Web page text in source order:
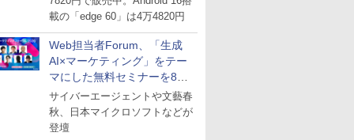
載の「edge 60」は4万4820円
Web担当者Forum、「生成
AI×マーケティング」をテー
マにした無料セミナーを8月
27日にオンライン開催
サイバーエージェントや文藝春
秋、日本マイクロソフトなどが
登壇